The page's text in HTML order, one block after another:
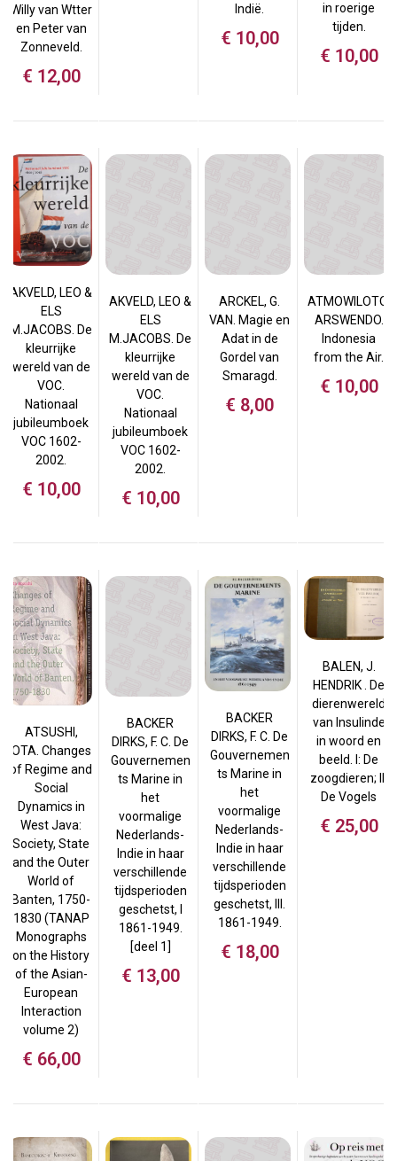
Willy van Wtter
en Peter van
Zonneveld.
€ 12,00
Indië.
€ 10,00
in roerige
tijden.
€ 10,00
AKVELD, LEO &
ELS
M.JACOBS. De
kleurrijke
wereld van de
VOC.
Nationaal
jubileumboek
VOC 1602-
2002.
€ 10,00
AKVELD, LEO &
ELS
M.JACOBS. De
kleurrijke
wereld van de
VOC.
Nationaal
jubileumboek
VOC 1602-
2002.
€ 10,00
ARCKEL, G.
VAN. Magie en
Adat in de
Gordel van
Smaragd.
€ 8,00
ATMOWILOTO,
ARSWENDO.
Indonesia
from the Air.
€ 10,00
ATSUSHI,
OTA. Changes
of Regime and
Social
Dynamics in
West Java:
Society, State
and the Outer
World of
Banten, 1750-
1830 (TANAP
Monographs
on the History
of the Asian-
European
Interaction
volume 2)
€ 66,00
BACKER
DIRKS, F. C. De
Gouvernemen
ts Marine in
het
voormalige
Nederlands-
Indie in haar
verschillende
tijdsperioden
geschetst, I
1861-1949.
[deel 1]
€ 13,00
BACKER
DIRKS, F. C. De
Gouvernemen
ts Marine in
het
voormalige
Nederlands-
Indie in haar
verschillende
tijdsperioden
geschetst, III.
1861-1949.
€ 18,00
BALEN, J.
HENDRIK . De
dierenwereld
van Insulinde
in woord en
beeld. I: De
zoogdieren; II:
De Vogels
€ 25,00